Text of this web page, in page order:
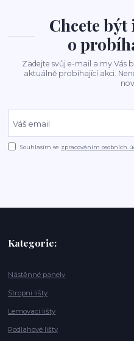
Chcete
o
Zadejte svůj e-mail a my Vás
aktuálně probíhající akci.
Souhlasím se zpracováním osobních
Kategorie:
Nástěnné panely
Stropní lišty
Lemovací lišty
Podlahové lišty